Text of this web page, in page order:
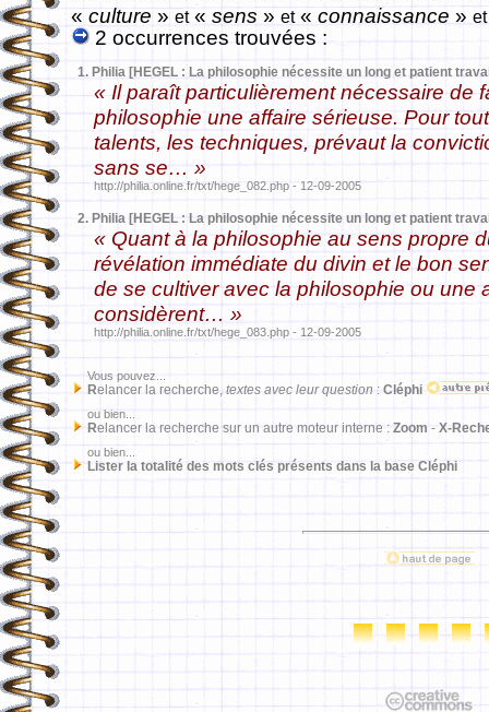
«culture» et« sens » et« connaissance » et
2 occurrences trouvées :
1. Philia [HEGEL : La philosophie nécessite un long et patient
« Il paraît particulièrement nécessaire de
philosophie une affaire sérieuse. Pour
talents, les techniques, prévaut la
sans se… »
http://philia.online.fr/txt/hege_082.php - 12-09-2005
2. Philia [HEGEL : La philosophie nécessite un long et patient
« Quant à la philosophie au sens propre
révélation immédiate du divin et le bon
de se cultiver avec la philosophie ou une
considèrent… »
http://philia.online.fr/txt/hege_083.php - 12-09-2005
Vous pouvez...
Relancer la recherche, textes avec leur question : Cléphi
ou bien...
Relancer la recherche sur un autre moteur interne : Zoom - X-
ou bien...
Lister la totalité des mots clés présents dans la base Cléphi